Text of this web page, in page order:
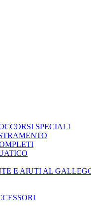
SPECIALI
E AIUTI AL